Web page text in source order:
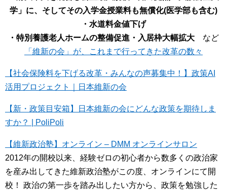
学」に、そしてその入学金授業料も無償化(医学部も含む)
・水道料金値下げ
・特別養護老人ホームの整備促進・入居枠大幅拡大 など
「維新の会」が、これまで行ってきた改革の数々
【社会保険料を下げる改革・みんなの声募集中！】政策AI
活用プロジェクト｜日本維新の会
【新・政策目安箱】日本維新の会にどんな政策を期待しま
すか？ | PoliPoli
【維新政治塾】オンライン – DMM オンラインサロン
2012年の開校以来、経験ゼロの初心者から数多くの政治家
を産み出してきた維新政治塾がこの度、オンラインにて開
校！ 政治の第一歩を踏み出したい方から、政策を勉強した